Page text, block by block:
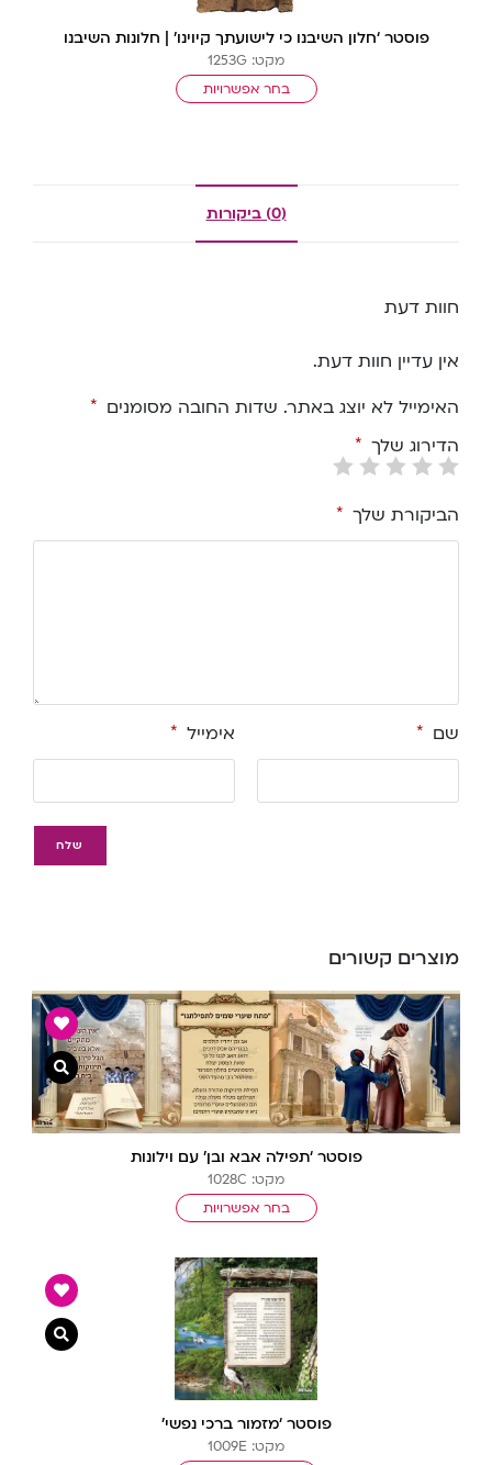
פוסטר ‘חלון השיבנו כי לישועתך קיוינו’ | חלונות השיבנו
מקט: 1253G
בחר אפשרויות
(0) ביקורות
חוות דעת
אין עדיין חוות דעת.
האימייל לא יוצג באתר. שדות החובה מסומנים *
הדירוג שלך *
הביקורת שלך *
שם * אימייל *
מוצרים קשורים
פוסטר ‘תפילה אבא ובן’ עם וילונות
מקט: 1028C
בחר אפשרויות
צפייה
פוסטר ‘מזמור ברכי נפשי’
מקט: 1009E
צפייה